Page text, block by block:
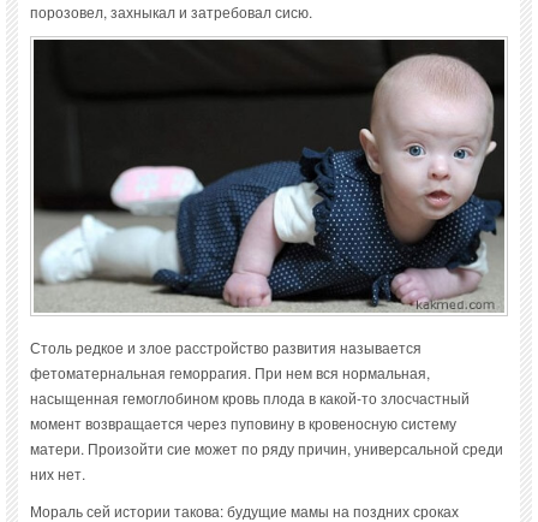
порозовел, захныкал и затребовал сисю.
Столь редкое и злое расстройство развития называется
фетоматернальная геморрагия. При нем вся нормальная,
насыщенная гемоглобином кровь плода в какой-то злосчастный
момент возвращается через пуповину в кровеносную систему
матери. Произойти сие может по ряду причин, универсальной среди
них нет.
Мораль сей истории такова: будущие мамы на поздних сроках